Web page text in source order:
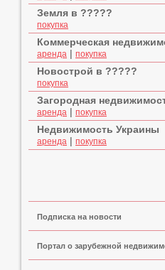
Земля в ?????
покупка
Коммерческая
аренда | покупка
Новострой в ?????
покупка
Загородная
аренда | покупка
Недвижимость Украины
аренда | покупка
Подписка на новости
Портал о зарубежной